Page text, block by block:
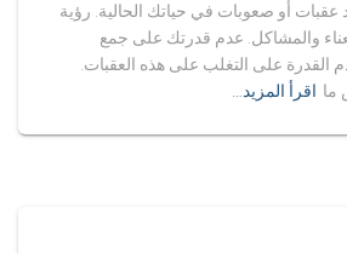
عقبات أو صعوبات في حياتك الحالية. رؤية
والمشاكل. عدم قدرتك على جمع
على التغلب على هذه العقبات.
ما اقرأ المزيد…